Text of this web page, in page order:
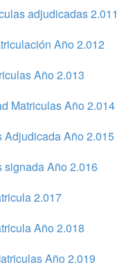
adjudicadas 2.011
Año 2.012
Año 2.013
Matriculas Año 2.014
Adjudicada Año 2.015
signada Año 2.016
2.017
Año 2.018
Año 2.019